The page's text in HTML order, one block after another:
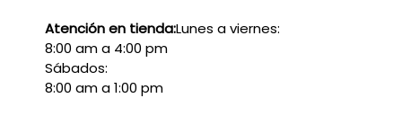
Atención en tienda:Lunes a viernes:
8:00 am a 4:00 pm
Sábados:
8:00 am a 1:00 pm